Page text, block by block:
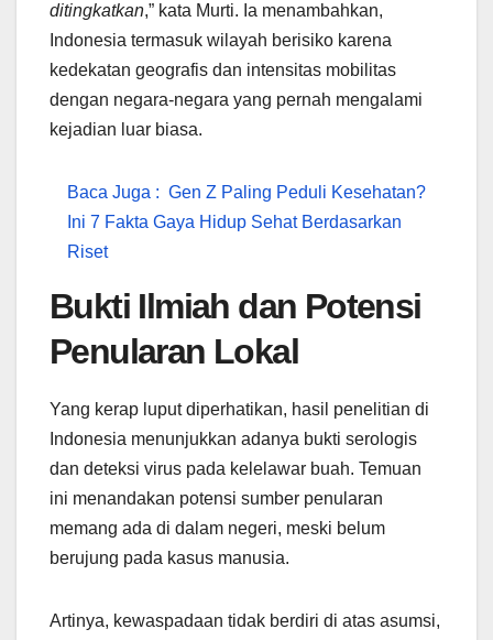
ditingkatkan,” kata Murti. Ia menambahkan,
Indonesia termasuk wilayah berisiko karena
kedekatan geografis dan intensitas mobilitas
dengan negara-negara yang pernah mengalami
kejadian luar biasa.
Baca Juga : Gen Z Paling Peduli Kesehatan?
Ini 7 Fakta Gaya Hidup Sehat Berdasarkan
Riset
Bukti Ilmiah dan Potensi
Penularan Lokal
Yang kerap luput diperhatikan, hasil penelitian di
Indonesia menunjukkan adanya bukti serologis
dan deteksi virus pada kelelawar buah. Temuan
ini menandakan potensi sumber penularan
memang ada di dalam negeri, meski belum
berujung pada kasus manusia.
Artinya, kewaspadaan tidak berdiri di atas asumsi,